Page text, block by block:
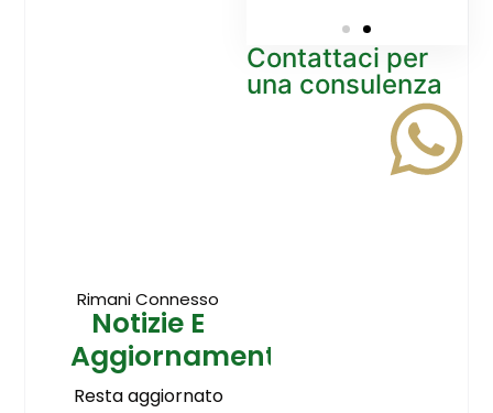
Contattaci per
una consulenza
Rimani Connesso
Notizie E
Aggiornamenti
Resta aggiornato